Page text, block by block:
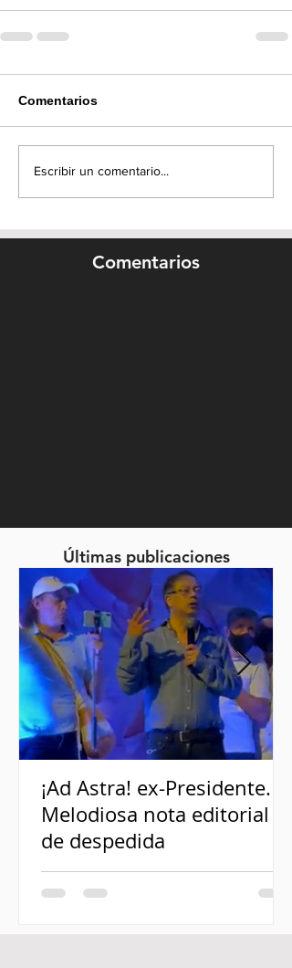
Comentarios
Escribir un comentario...
Comentarios
Últimas publicaciones
¡Ad Astra! ex-Presidente.
Melodiosa nota editorial
de despedida